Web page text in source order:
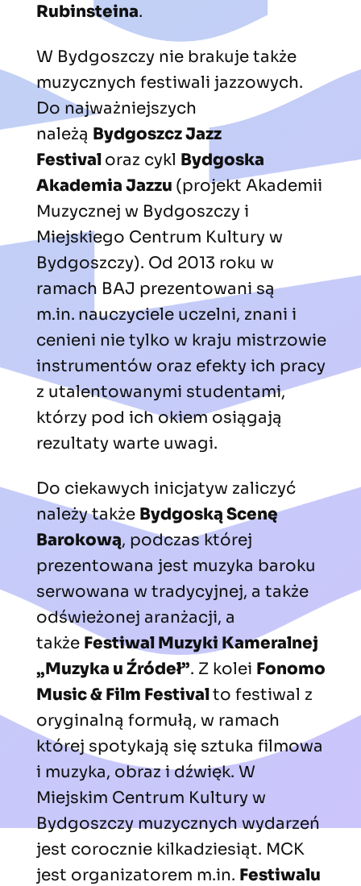
Rubinsteina.
W Bydgoszczy nie brakuje także
muzycznych festiwali jazzowych.
Do najważniejszych
należą Bydgoszcz Jazz
Festival oraz cykl Bydgoska
Akademia Jazzu (projekt Akademii
Muzycznej w Bydgoszczy i
Miejskiego Centrum Kultury w
Bydgoszczy). Od 2013 roku w
ramach BAJ prezentowani są
m.in. nauczyciele uczelni, znani i
cenieni nie tylko w kraju mistrzowie
instrumentów oraz efekty ich pracy
z utalentowanymi studentami,
którzy pod ich okiem osiągają
rezultaty warte uwagi.
Do ciekawych inicjatyw zaliczyć
należy także Bydgoską Scenę
Barokową, podczas której
prezentowana jest muzyka baroku
serwowana w tradycyjnej, a także
odświeżonej aranżacji, a
także Festiwal Muzyki Kameralnej
„Muzyka u Źródeł”. Z kolei Fonomo
Music & Film Festivalto festiwal z
oryginalną formułą, w ramach
której spotykają się sztuka filmowa
i muzyka, obraz i dźwięk. W
Miejskim Centrum Kultury w
Bydgoszczy muzycznych wydarzeń
jest corocznie kilkadziesiąt. MCK
jest organizatorem m.in. Festiwalu